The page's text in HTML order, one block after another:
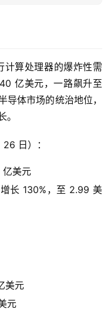
计算处理器的爆炸性需
亿美元，一路飙升至
体市场的统治地位，
日）：
亿美元
长 130%，至 2.99 美
美元
元